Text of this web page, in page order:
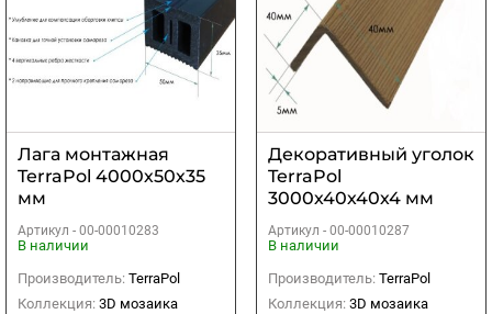
Лага монтажная
TerraPol 4000х50х35
мм
Артикул - 00-00010283
В наличии
Производитель: TerraPol
Коллекция: 3D мозаика
Декоративный уголок
TerraPol
3000х40х40х4 мм
Артикул - 00-00010287
В наличии
Производитель: TerraPol
Коллекция: 3D мозаика